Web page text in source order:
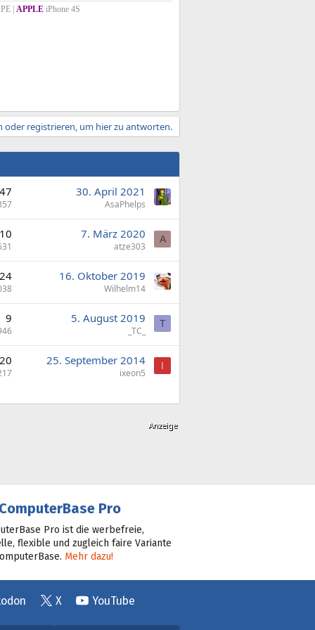
| APPLEiPhone 4S
oder registrieren, um hier zu antworten.
47 30. April 2021
AsaPhelps
10 7. März 2020
atze303
A
24 16. Oktober 2019
Wilhelm14
9 5. August 2019
_TC_
T
20 25. September 2014
ixeon5
I
ComputerBase Pro
Pro ist die werbefreie,
flexible und zugleich faire Variante
Mehr dazu!
X YouTube